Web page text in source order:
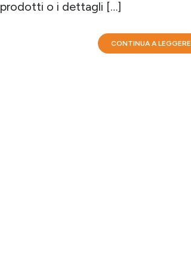
prodotti o i dettagli […]
CONTINUA A LEGGERE